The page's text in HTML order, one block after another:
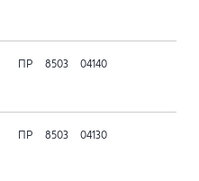
ПР 8503 04140
ПР 8503 04130